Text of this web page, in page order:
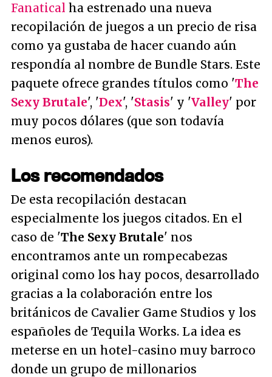
Fanatical ha estrenado una nueva
recopilación de juegos a un precio de risa
como ya gustaba de hacer cuando aún
respondía al nombre de Bundle Stars. Este
paquete ofrece grandes títulos como 'The
Sexy Brutale', 'Dex', 'Stasis' y 'Valley' por
muy pocos dólares (que son todavía
menos euros).
Los recomendados
De esta recopilación destacan
especialmente los juegos citados. En el
caso de 'The Sexy Brutale' nos
encontramos ante un rompecabezas
original como los hay pocos, desarrollado
gracias a la colaboración entre los
británicos de Cavalier Game Studios y los
españoles de Tequila Works. La idea es
meterse en un hotel-casino muy barroco
donde un grupo de millonarios